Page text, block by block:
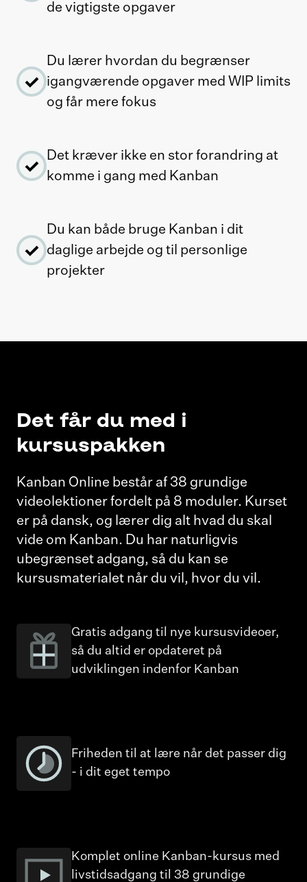
de vigtigste opgaver
Du lærer hvordan du begrænser
igangværende opgaver med WIP limits
og får mere fokus
Det kræver ikke en stor forandring at
komme i gang med Kanban
Du kan både bruge Kanban i dit
daglige arbejde og til personlige
projekter
Det får du med i
kursuspakken
Kanban Online består af 38 grundige
videolektioner fordelt på 8 moduler. Kurset
er på dansk, og lærer dig alt hvad du skal
vide om Kanban. Du har naturligvis
ubegrænset adgang, så du kan se
kursusmaterialet når du vil, hvor du vil.
Gratis adgang til nye kursusvideoer,
så du altid er opdateret på
udviklingen indenfor Kanban
Friheden til at lære når det passer dig
- i dit eget tempo
Komplet online Kanban-kursus med
livstidsadgang til 38 grundige